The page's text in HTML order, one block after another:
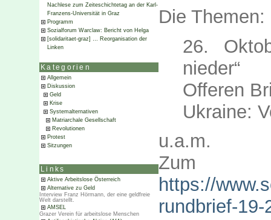
Nachlese zum Zeiteschichtetag an der Karl-
Franzens-Universität in Graz
Programm
Sozialforum Warclaw: Bericht von Helga
[solidaritaet-graz] … Reorganisation der
Linken
Kategorien
Allgemein
Diskussion
Geld
Krise
Systemalternativen
Matriarchale Gesellschaft
Revolutionen
Protest
Sitzungen
Links
Aktive Arbeitslose Österreich
Alternative zu Geld
Interview Franz Hörmann, der eine geldfreie
Welt darstellt.
AMSEL
Grazer Verein für arbeitslose Menschen
Die Themen:
26.
nieder“
Offeren
Ukraine:
u.a.m.
https://
rundbrief-19-